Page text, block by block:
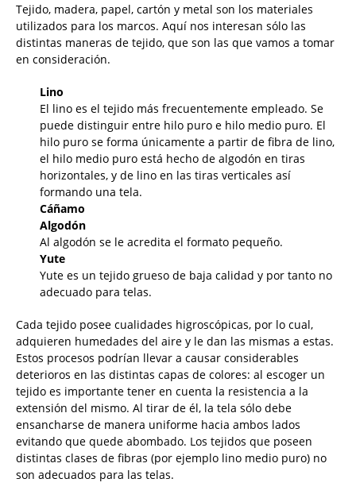
Tejido, madera, papel, cartón y metal son los materiales
utilizados para los marcos. Aquí nos interesan sólo las
distintas maneras de tejido, que son las que vamos a tomar
en consideración.
Lino
El lino es el tejido más frecuentemente empleado. Se
puede distinguir entre hilo puro e hilo medio puro. El
hilo puro se forma únicamente a partir de fibra de lino,
el hilo medio puro está hecho de algodón en tiras
horizontales, y de lino en las tiras verticales así
formando una tela.
Cáñamo
Algodón
Al algodón se le acredita el formato pequeño.
Yute
Yute es un tejido grueso de baja calidad y por tanto no
adecuado para telas.
Cada tejido posee cualidades higroscópicas, por lo cual,
adquieren humedades del aire y le dan las mismas a estas.
Estos procesos podrían llevar a causar considerables
deterioros en las distintas capas de colores: al escoger un
tejido es importante tener en cuenta la resistencia a la
extensión del mismo. Al tirar de él, la tela sólo debe
ensancharse de manera uniforme hacia ambos lados
evitando que quede abombado. Los tejidos que poseen
distintas clases de fibras (por ejemplo lino medio puro) no
son adecuados para las telas.